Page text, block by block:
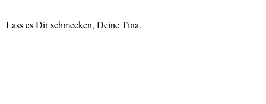
Lass es Dir schmecken, Deine Tina.